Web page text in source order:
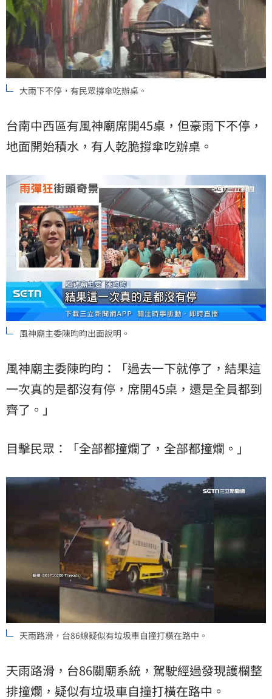
大雨下不停，有民眾撐傘吃辦桌。
台南中西區有風神廟席開45桌，但豪雨下不停，
地面開始積水，有人乾脆撐傘吃辦桌。
風神廟主委陳昀昀出面說明。
風神廟主委陳昀昀：「過去一下就停了，結果這
一次真的是都沒有停，席開45桌，還是全員都到
齊了。」
目擊民眾：「全部都撞爛了，全部都撞爛。」
天雨路滑，台86線疑似有垃圾車自撞打橫在路中。
天雨路滑，台86關廟系統，駕駛經過發現護欄整
排撞爛，疑似有垃圾車自撞打橫在路中。